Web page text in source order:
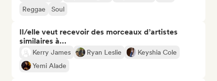
Reggae
Soul
Il/elle veut recevoir des morceaux d’artistes
similaires à…
Kerry James Ryan Leslie
Keyshia Cole
Yemi Alade